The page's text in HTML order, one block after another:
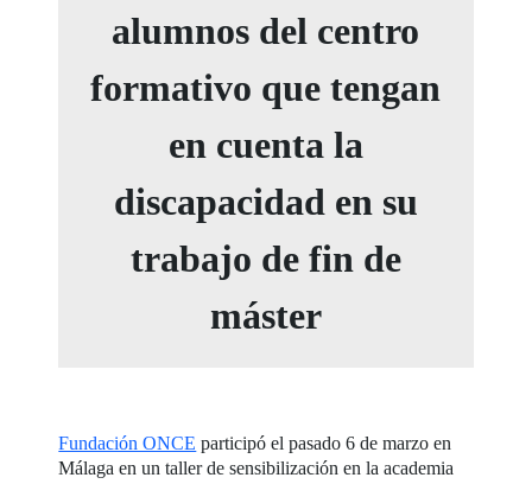
alumnos del centro
formativo que tengan
en cuenta la
discapacidad en su
trabajo de fin de
máster
Fundación ONCE participó el pasado 6 de marzo en
Málaga en un taller de sensibilización en la academia